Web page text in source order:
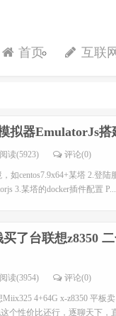
首页 互联
拟器EmulatorJs搭
阅读(5923) 评论(0)
如centos7.9x64+某塔 2.登陆
3.某塔的docker插件配置 P...
买了台联想z8350
阅读(3954) 评论(0)
4+64G x-z8350 平板
个性价比还行，逐聊天下